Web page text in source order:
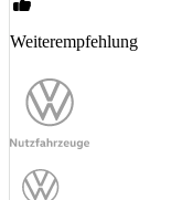
Weiterempfehlung